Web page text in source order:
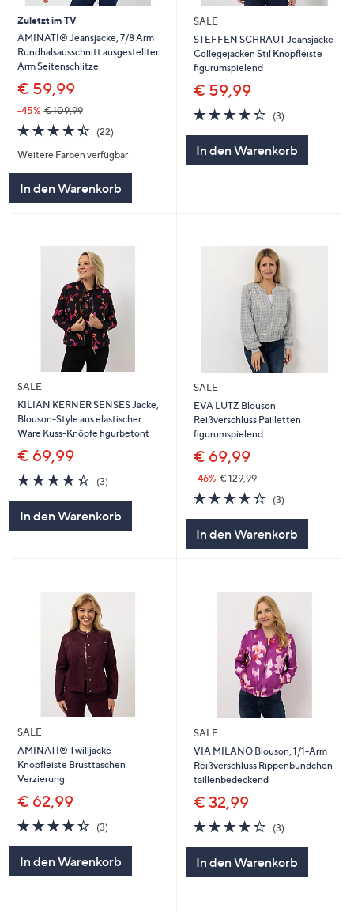
Zuletzt im TV
AMINATI® Jeansjacke, 7/8 Arm
Rundhalsausschnitt ausgestellter
Arm Seitenschlitze
€ 59,99
-45% € 109,99
4.4
von
5
(22)22
Weitere Farben verfügbar
In den Warenkorb
SALE
STEFFEN SCHRAUT Jeansjacke
Collegejacken Stil Knopfleiste
figurumspielend
€ 59,99
4.3
von
(3)
In den Warenkorb
SALE
KILIAN KERNER SENSES Jacke,
Blouson-Style aus elastischer
Ware Kuss-Knöpfe figurbetont
€ 69,99
4.3
von
(3)3
In den Warenkorb
SALE
EVA LUTZ Blouson
Reißverschluss Pailletten
figurumspielend
€ 69,99
-46% € 129,99
4.3
von
(3)3
In den Warenkorb
SALE
AMINATI® Twilljacke
Knopfleiste Brusttaschen
Verzierung
€ 62,99
4.3
von
(3)3
In den Warenkorb
SALE
VIA MILANO Blouson, 1/1-Arm
Reißverschluss Rippenbündchen
taillenbedeckend
€ 32,99
4.3
von
(3)3
In den Warenkorb